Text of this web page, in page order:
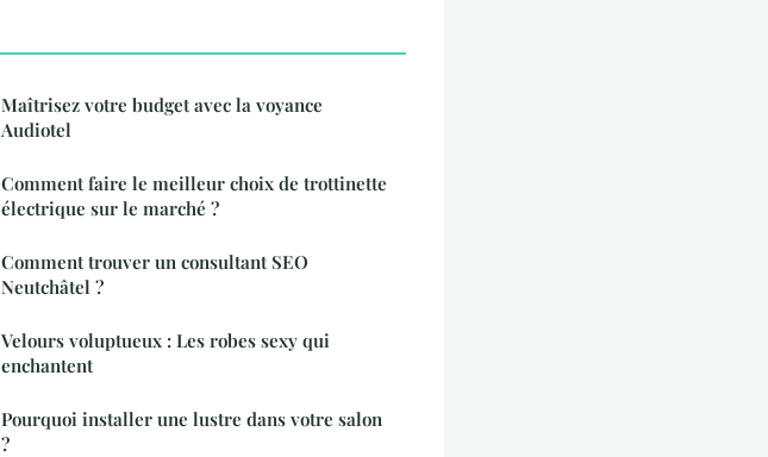
Maîtrisez votre budget avec la voyance
Audiotel
Comment faire le meilleur choix de trottinette
électrique sur le marché ?
Comment trouver un consultant SEO
Neutchâtel ?
Velours voluptueux : Les robes sexy qui
enchantent
Pourquoi installer une lustre dans votre salon
?